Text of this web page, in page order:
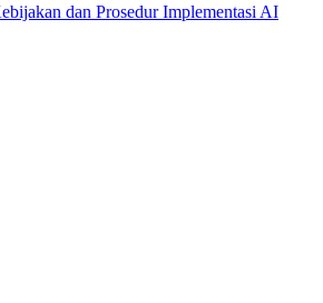
dan Prosedur Implementasi AI